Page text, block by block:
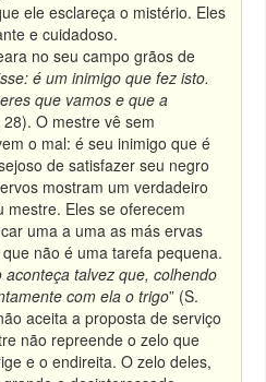
ele esclareça o mistério. Eles
e cuidadoso.
no seu campo grãos de
é um inimigo que fez isto.
que vamos e que a
O mestre vê sem
o mal: é seu inimigo que é
de satisfazer seu negro
mostram um verdadeiro
mestre. Eles se oferecem
uma a uma as más ervas
não é uma tarefa pequena.
talvez que, colhendo
com ela o trigo” (S.
aceita a proposta de serviço
não repreende o zelo que
e o endireita. O zelo deles,